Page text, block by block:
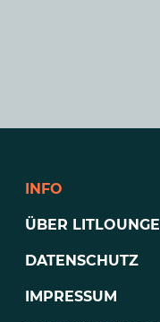
INFO
ÜBER LITLOUNGE
DATENSCHUTZ
IMPRESSUM